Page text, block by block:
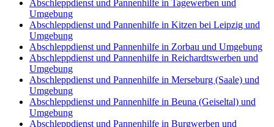
Abschleppdienst und Pannenhilfe in Tagewerben und
Umgebung
Abschleppdienst und Pannenhilfe in Kitzen bei Leipzig und
Umgebung
Abschleppdienst und Pannenhilfe in Zorbau und Umgebung
Abschleppdienst und Pannenhilfe in Reichardtswerben und
Umgebung
Abschleppdienst und Pannenhilfe in Merseburg (Saale) und
Umgebung
Abschleppdienst und Pannenhilfe in Beuna (Geiseltal) und
Umgebung
Abschleppdienst und Pannenhilfe in Burgwerben und